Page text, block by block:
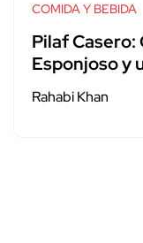
COMIDA Y BEBIDA
Pilaf
Esponjoso y
Rahabi Khan